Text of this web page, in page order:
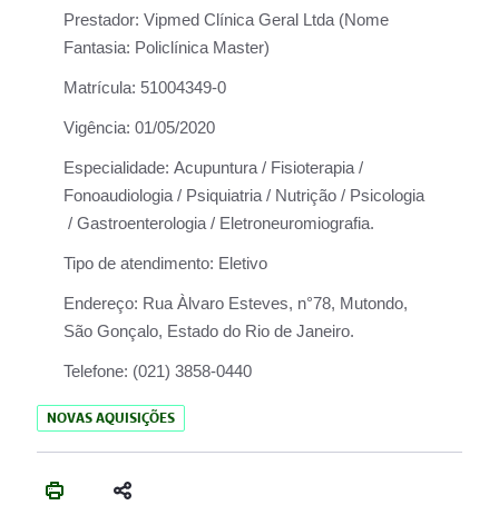
Prestador: Vipmed Clínica Geral Ltda (Nome
Fantasia: Policlínica Master)
Matrícula: 51004349-0
Vigência: 01/05/2020
Especialidade: Acupuntura / Fisioterapia /
Fonoaudiologia / Psiquiatria / Nutrição / Psicologia
/ Gastroenterologia / Eletroneuromiografia.
Tipo de atendimento: Eletivo
Endereço: Rua Àlvaro Esteves, n°78, Mutondo,
São Gonçalo, Estado do Rio de Janeiro.
Telefone: (021) 3858-0440
NOVAS AQUISIÇÕES